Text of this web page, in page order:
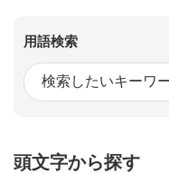
用語検索
頭文字から探す